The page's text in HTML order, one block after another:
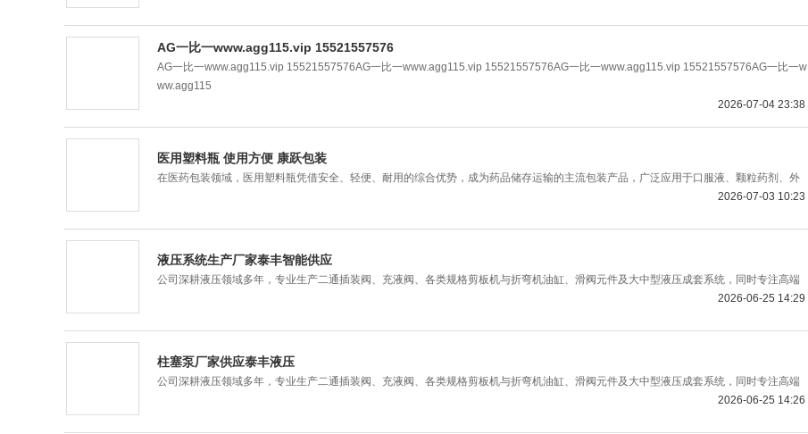
AG一比一www.agg115.vip 15521557576
AG一比一www.agg115.vip 15521557576AG一比一www.agg115.vip 15521557576AG一比一www.agg115.vip 15521557576AG一比一w
ww.agg115
2026-07-04 23:38
医用塑料瓶 使用方便 康跃包装
在医药包装领域，医用塑料瓶凭借安全、轻便、耐用的综合优势，成为药品储存运输的主流包装产品，广泛应用于口服液、颗粒药剂、外
2026-07-03 10:23
液压系统生产厂家泰丰智能供应
公司深耕液压领域多年，专业生产二通插装阀、充液阀、各类规格剪板机与折弯机油缸、滑阀元件及大中型液压成套系统，同时专注高端
2026-06-25 14:29
柱塞泵厂家供应泰丰液压
公司深耕液压领域多年，专业生产二通插装阀、充液阀、各类规格剪板机与折弯机油缸、滑阀元件及大中型液压成套系统，同时专注高端
2026-06-25 14:26